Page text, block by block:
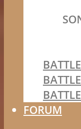
FORUM